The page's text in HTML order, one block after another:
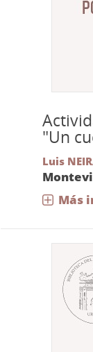
"Un
Luis
Más